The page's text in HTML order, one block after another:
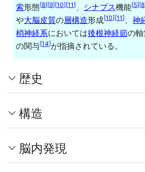
索形態[8][9][10][11] シナプス機能[5][8
や大脳皮質の層構造形成[10][11] 神
梢神経系においては後根神経節の
の関与[14]が指摘されている。
歴史
構造
脳内発現